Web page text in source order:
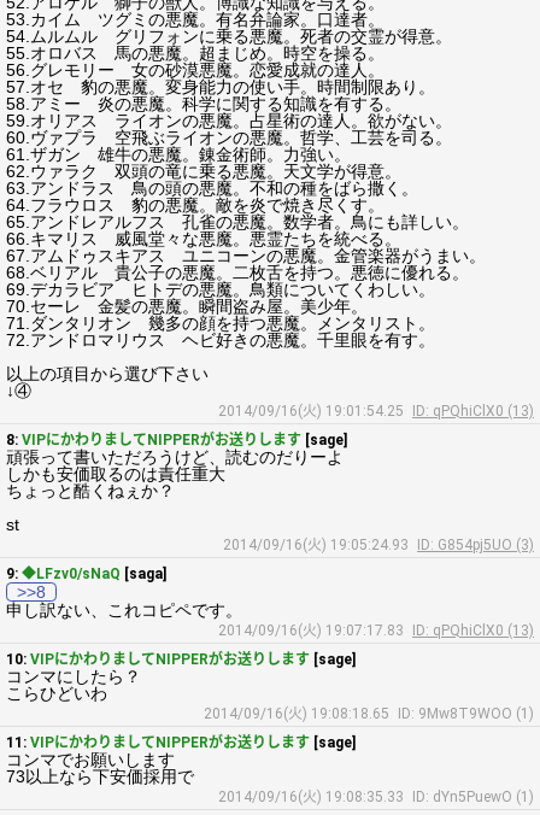
53.カイム ツグミの悪魔。有名弁論家。口達者。
54.ムルムル グリフォンに乗る悪魔。死者の交霊が得意。
55.オロバス 馬の悪魔。超まじめ。時空を操る。
56.グレモリー 女の砂漠悪魔。恋愛成就の達人。
57.オセ 豹の悪魔。変身能力の使い手。時間制限あり。
58.アミー 炎の悪魔。科学に関する知識を有する。
59.オリアス ライオンの悪魔。占星術の達人。欲がない。
60.ヴァプラ 空飛ぶライオンの悪魔。哲学、工芸を司る。
61.ザガン 雄牛の悪魔。錬金術師。力強い。
62.ウァラク 双頭の竜に乗る悪魔。天文学が得意。
63.アンドラス 鳥の頭の悪魔。不和の種をばら撒く。
64.フラウロス 豹の悪魔。敵を炎で焼き尽くす。
65.アンドレアルフス 孔雀の悪魔。数学者。鳥にも詳しい。
66.キマリス 威風堂々な悪魔。悪霊たちを統べる。
67.アムドゥスキアス ユニコーンの悪魔。金管楽器がうまい。
68.ベリアル 貴公子の悪魔。二枚舌を持つ。悪徳に優れる。
69.デカラビア ヒトデの悪魔。鳥類についてくわしい。
70.セーレ 金髪の悪魔。瞬間盗み屋。美少年。
71.ダンタリオン 幾多の顔を持つ悪魔。メンタリスト。
72.アンドロマリウス ヘビ好きの悪魔。千里眼を有す。
以上の項目から選び下さい
↓④
2014/09/16(火) 19:01:54.25
ID: qPQhiClX0 (13)
8: VIPにかわりましてNIPPERがお送りします [sage]
頑張って書いただろうけど、読むのだりーよ
しかも安価取るのは責任重大
ちょっと酷くねぇか？
st
2014/09/16(火) 19:05:24.93
ID: G854pj5UO (3)
9: ◆LFzv0/sNaQ [saga]
>>8
申し訳ない、これコピペです。
2014/09/16(火) 19:07:17.83
ID: qPQhiClX0 (13)
10: VIPにかわりましてNIPPERがお送りします [sage]
コンマにしたら？
こらひどいわ
2014/09/16(火) 19:08:18.65
ID: 9Mw8T9WOO (1)
11: VIPにかわりましてNIPPERがお送りします [sage]
コンマでお願いします
73以上なら下安価採用で
2014/09/16(火) 19:08:35.33
ID: dYn5PuewO (1)